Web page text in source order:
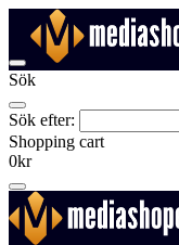
Sök
Sök efter:
Shopping cart
0kr